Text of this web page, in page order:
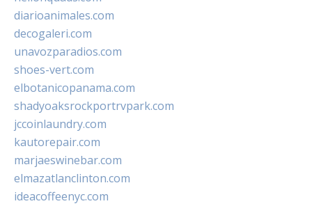
diarioanimales.com
decogaleri.com
unavozparadios.com
shoes-vert.com
elbotanicopanama.com
shadyoaksrockportrvpark.com
jccoinlaundry.com
kautorepair.com
marjaeswinebar.com
elmazatlanclinton.com
ideacoffeenyc.com